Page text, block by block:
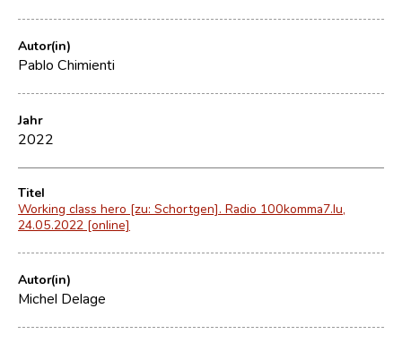
Autor(in)
Pablo Chimienti
Jahr
2022
Titel
Working class hero [zu: Schortgen]. Radio 100komma7.lu,
24.05.2022 [online]
Autor(in)
Michel Delage